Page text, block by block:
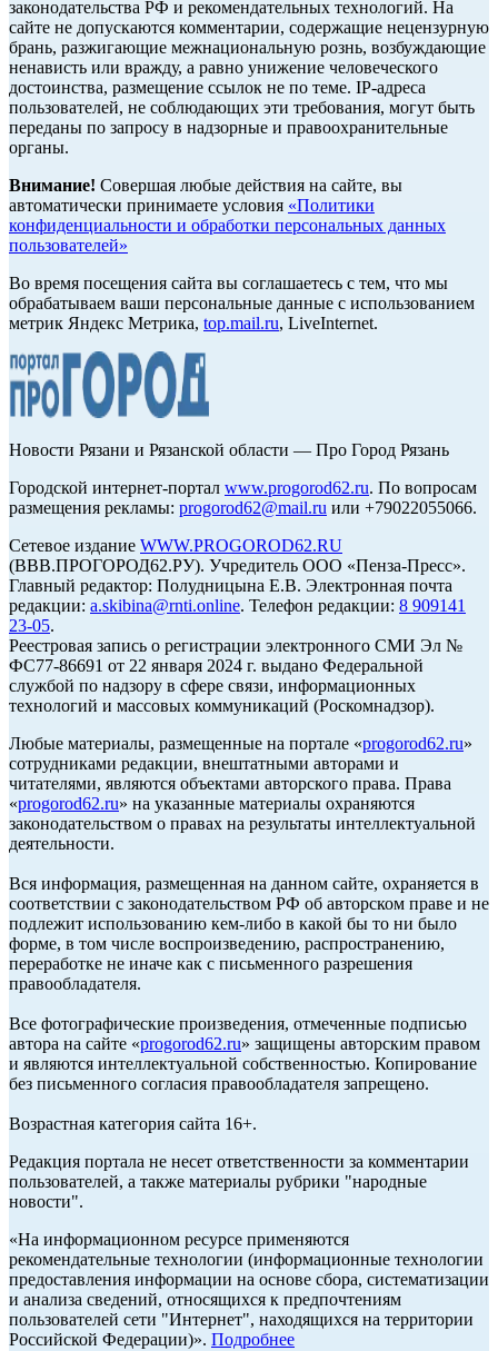
законодательства РФ и рекомендательных технологий. На
сайте не допускаются комментарии, содержащие нецензурную
брань, разжигающие межнациональную рознь, возбуждающие
ненависть или вражду, а равно унижение человеческого
достоинства, размещение ссылок не по теме. IP-адреса
пользователей, не соблюдающих эти требования, могут быть
переданы по запросу в надзорные и правоохранительные
органы.
Внимание! Совершая любые действия на сайте, вы
автоматически принимаете условия «Политики
конфиденциальности и обработки персональных данных
пользователей»
Во время посещения сайта вы соглашаетесь с тем, что мы
обрабатываем ваши персональные данные с использованием
метрик Яндекс Метрика, top.mail.ru, LiveInternet.
Новости Рязани и Рязанской области — Про Город Рязань
Городской интернет-портал www.progorod62.ru. По вопросам
размещения рекламы: progorod62@mail.ru или +79022055066.
Сетевое издание WWW.PROGOROD62.RU
(ВВВ.ПРОГОРОД62.РУ). Учредитель ООО «Пенза-Пресс».
Главный редактор: Полудницына Е.В. Электронная почта
редакции: a.skibina@rnti.online. Телефон редакции: 8 909141
23-05.
Реестровая запись о регистрации электронного СМИ Эл №
ФС77-86691 от 22 января 2024 г. выдано Федеральной
службой по надзору в сфере связи, информационных
технологий и массовых коммуникаций (Роскомнадзор).
Любые материалы, размещенные на портале «progorod62.ru»
сотрудниками редакции, внештатными авторами и
читателями, являются объектами авторского права. Права
«progorod62.ru» на указанные материалы охраняются
законодательством о правах на результаты интеллектуальной
деятельности.
Вся информация, размещенная на данном сайте, охраняется в
соответствии с законодательством РФ об авторском праве и не
подлежит использованию кем-либо в какой бы то ни было
форме, в том числе воспроизведению, распространению,
переработке не иначе как с письменного разрешения
правообладателя.
Все фотографические произведения, отмеченные подписью
автора на сайте «progorod62.ru» защищены авторским правом
и являются интеллектуальной собственностью. Копирование
без письменного согласия правообладателя запрещено.
Возрастная категория сайта 16+.
Редакция портала не несет ответственности за комментарии
пользователей, а также материалы рубрики "народные
новости".
«На информационном ресурсе применяются
рекомендательные технологии (информационные технологии
предоставления информации на основе сбора, систематизации
и анализа сведений, относящихся к предпочтениям
пользователей сети "Интернет", находящихся на территории
Российской Федерации)». Подробнее